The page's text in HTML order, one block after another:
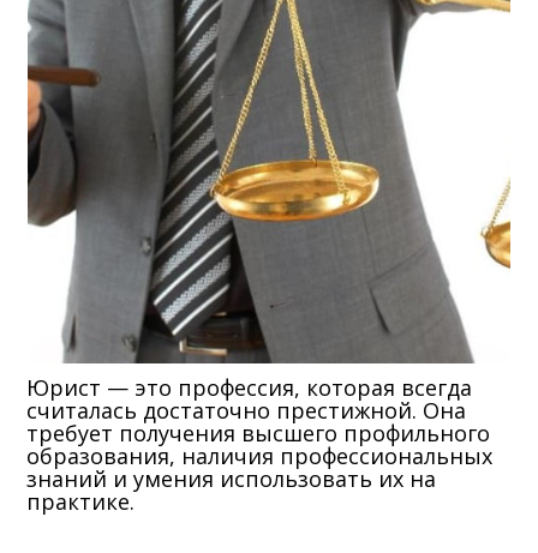
Юрист — это профессия, которая всегда
считалась достаточно престижной. Она
требует получения высшего профильного
образования, наличия профессиональных
знаний и умения использовать их на
практике.